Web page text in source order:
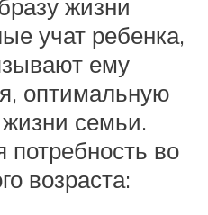
жизни
учат ребенка,
ему
оптимальную
семьи.
потребность во
возраста: